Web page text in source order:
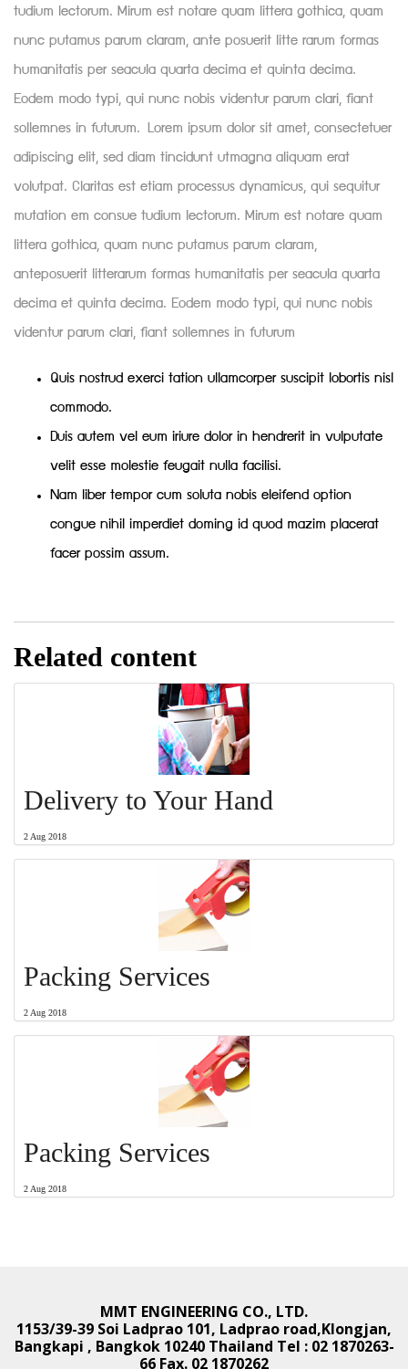
tudium lectorum. Mirum est notare quam littera gothica, quam
nunc putamus parum claram, ante posuerit litte rarum formas
humanitatis per seacula quarta decima et quinta decima.
Eodem modo typi, qui nunc nobis videntur parum clari, fiant
sollemnes in futurum. Lorem ipsum dolor sit amet, consectetuer
adipiscing elit, sed diam tincidunt utmagna aliquam erat
volutpat. Claritas est etiam processus dynamicus, qui sequitur
mutation em consue tudium lectorum. Mirum est notare quam
littera gothica, quam nunc putamus parum claram,
anteposuerit litterarum formas humanitatis per seacula quarta
decima et quinta decima. Eodem modo typi, qui nunc nobis
videntur parum clari, fiant sollemnes in futurum
Quis nostrud exerci tation ullamcorper suscipit lobortis nisl
commodo.
Duis autem vel eum iriure dolor in hendrerit in vulputate
velit esse molestie feugait nulla facilisi.
Nam liber tempor cum soluta nobis eleifend option
congue nihil imperdiet doming id quod mazim placerat
facer possim assum.
Related content
Delivery to Your Hand
2 Aug 2018
Packing Services
2 Aug 2018
Packing Services
2 Aug 2018
MMT ENGINEERING CO., LTD.
1153/39-39 Soi Ladprao 101, Ladprao road,Klongjan,
Bangkapi , Bangkok 10240 Thailand Tel : 02 1870263-
66 Fax. 02 1870262